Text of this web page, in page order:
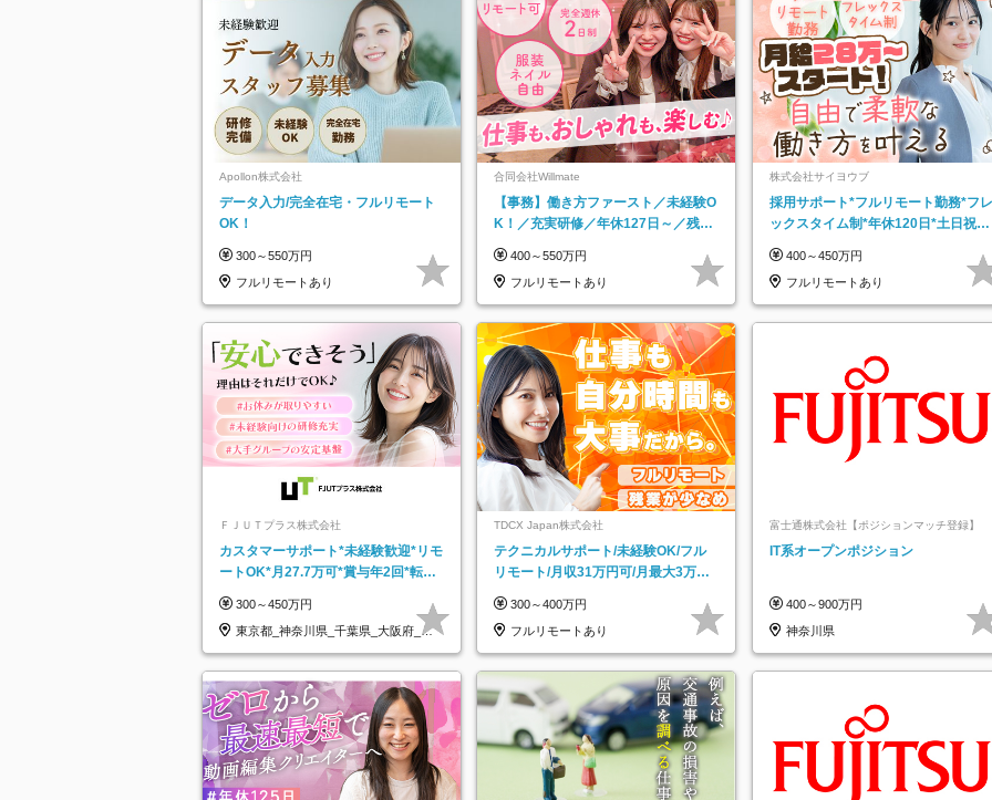
Apollon株式会社
データ入力/完全在宅・フルリモート
OK！
300～550万円
フルリモートあり
合同会社Willmate
【事務】働き方ファースト／未経験O
K！／充実研修／年休127日～／残業
400～550万円
フルリモートあり
株式会社サイヨウブ
採用サポート*フルリモート勤務*フレ
ックスタイム制*年休120日*土日祝休
400～450万円
フルリモートあり
ＦＪＵＴプラス株式会社
カスタマーサポート*未経験歓迎*リモ
ートOK*月27.7万可*賞与年2回*転勤
300～450万円
東京都_神奈川県_千葉県_大阪府_愛
知県…
TDCX Japan株式会社
テクニカルサポート/未経験OK/フル
リモート/月収31万円可/月最大3万の
300～400万円
フルリモートあり
富士通株式会社【ポジションマッチ登録】
IT系オープンポジション
400～900万円
神奈川県